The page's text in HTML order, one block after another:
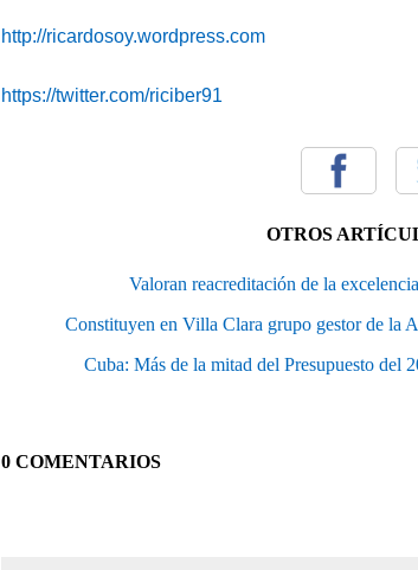
http://ricardosoy.wordpress.com
https://twitter.com/riciber91
OTROS
Valoran reacreditación de la
Constituyen en Villa Clara grupo gestor de la
Cuba: Más de la mitad del Presupuesto del
0 COMENTARIOS